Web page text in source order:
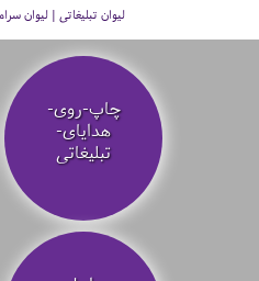
لیوان تبلیغاتی | لیوان
چاپ-روی-
هدایای-
تبلیغاتی